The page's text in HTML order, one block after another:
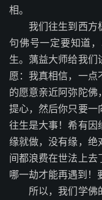
相。
我们往生到西方
句佛号一定要知道
生。蕅益大师给我们
愿：我真相信，一点
的愿意亲近阿弥陀佛
提心，然后你只要一
往生是大事！希有因
缘就做，没有缘，绝
间都浪费在世法上去
哪一劫才能再遇到！
所以，我们学佛